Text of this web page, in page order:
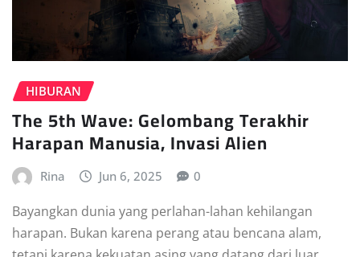
HIBURAN
The 5th Wave: Gelombang Terakhir
Harapan Manusia, Invasi Alien
Rina Jun 6, 2025 0
Bayangkan dunia yang perlahan-lahan kehilangan
harapan. Bukan karena perang atau bencana alam,